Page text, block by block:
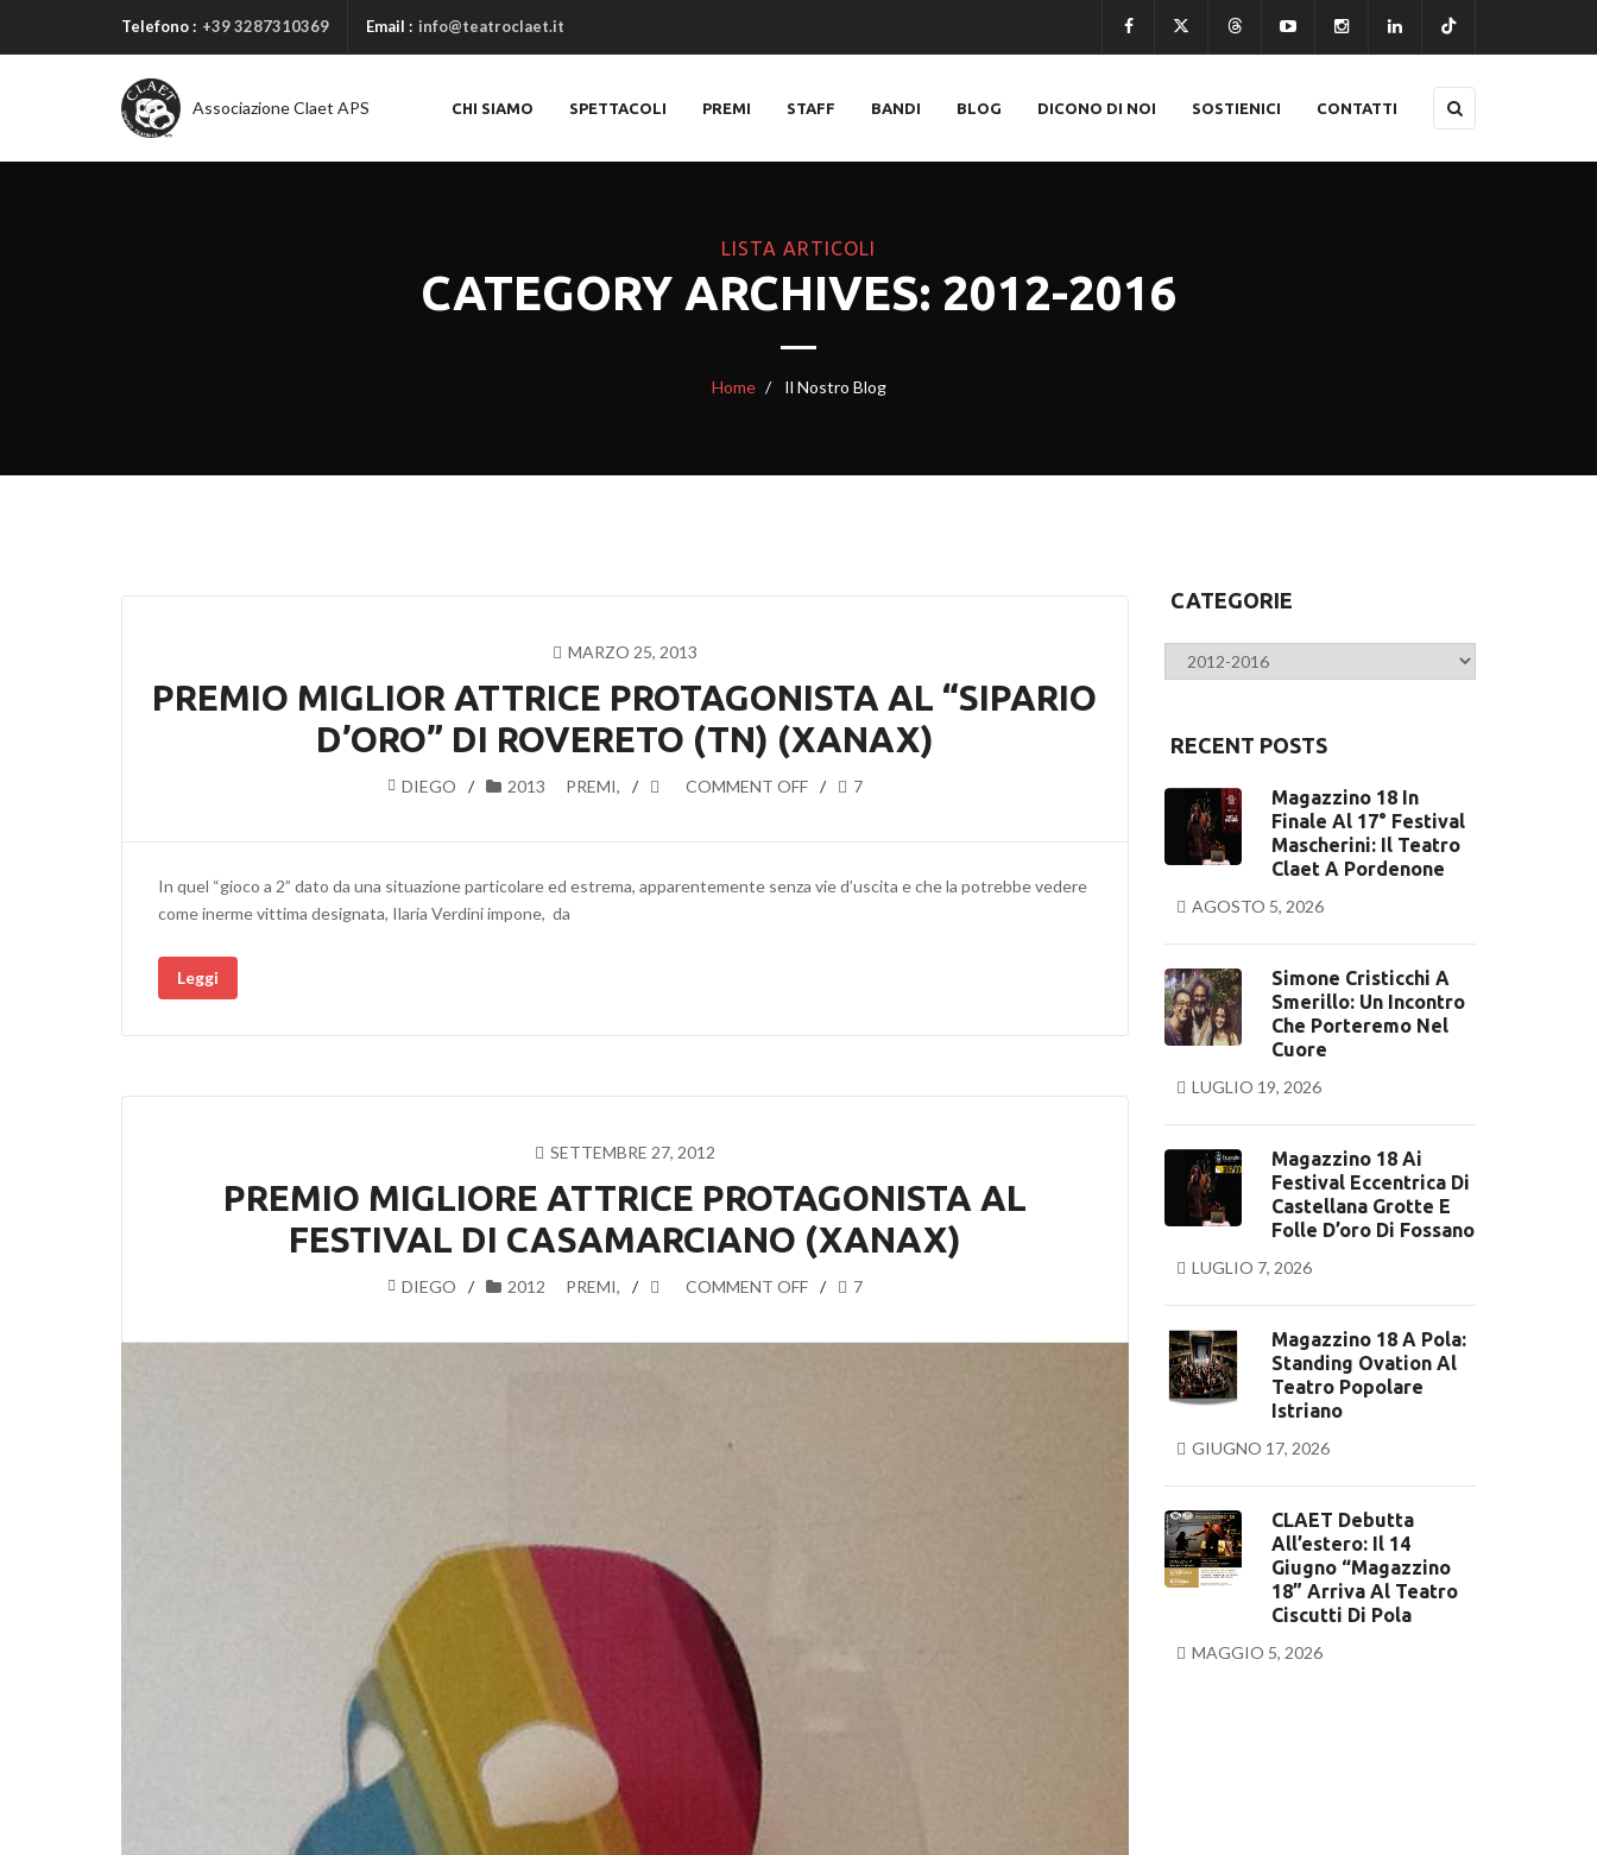
Telefono : +39 3287310369 Email : info@teatroclaet.it
Associazione Claet APS CHI SIAMO SPETTACOLI PREMI STAFF BANDI BLOG DICONO DI NOI SOSTIENICI CONTATTI
LISTA ARTICOLI
CATEGORY ARCHIVES: 2012-2016
Home Il Nostro Blog
MARZO 25, 2013
PREMIO MIGLIOR ATTRICE PROTAGONISTA AL “SIPARIO
D’ORO” DI ROVERETO (TN) (XANAX)
DIEGO 2013 ,
PREMI COMMENT OFF 7
In quel “gioco a 2” dato da una situazione particolare ed estrema, apparentemente senza vie d’uscita e che la potrebbe vedere
come inerme vittima designata, Ilaria Verdini impone, da
Leggi
SETTEMBRE 27, 2012
PREMIO MIGLIORE ATTRICE PROTAGONISTA AL
FESTIVAL DI CASAMARCIANO (XANAX)
DIEGO 2012 ,
PREMI COMMENT OFF 7
CATEGORIE
Categorie
RECENT POSTS
Magazzino 18 In
Finale Al 17° Festival
Mascherini: Il Teatro
Claet A Pordenone
AGOSTO 5, 2026
Simone Cristicchi A
Smerillo: Un Incontro
Che Porteremo Nel
Cuore
LUGLIO 19, 2026
Magazzino 18 Ai
Festival Eccentrica Di
Castellana Grotte E
Folle D’oro Di Fossano
LUGLIO 7, 2026
Magazzino 18 A Pola:
Standing Ovation Al
Teatro Popolare
Istriano
GIUGNO 17, 2026
CLAET Debutta
All’estero: Il 14
Giugno “Magazzino
18” Arriva Al Teatro
Ciscutti Di Pola
MAGGIO 5, 2026